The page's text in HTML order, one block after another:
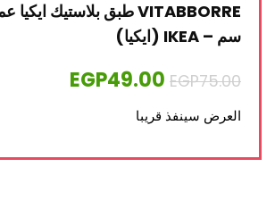
سم – IKEA (ايكيا)
EGP75.00
EGP49.00
العرض سينفذ قريبا